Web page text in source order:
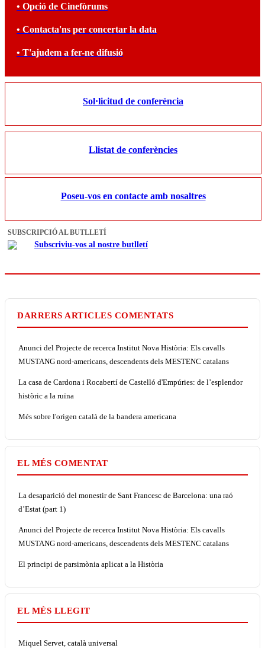
• Opció de Cinefòrums
• Contacta'ns per concertar la data
• T'ajudem a fer-ne difusió
Sol·licitud de conferència
Llistat de conferències
Poseu-vos en contacte amb nosaltres
SUBSCRIPCIÓ AL BUTLLETÍ
Subscriviu-vos al nostre butlletí
DARRERS ARTICLES COMENTATS
Anunci del Projecte de recerca Institut Nova Història: Els cavalls
MUSTANG nord-americans, descendents dels MESTENC catalans
La casa de Cardona i Rocabertí de Castelló d'Empúries: de l’esplendor
històric a la ruïna
Més sobre l'origen català de la bandera americana
EL MÉS COMENTAT
La desaparició del monestir de Sant Francesc de Barcelona: una raó
d’Estat (part 1)
Anunci del Projecte de recerca Institut Nova Història: Els cavalls
MUSTANG nord-americans, descendents dels MESTENC catalans
El principi de parsimònia aplicat a la Història
EL MÉS LLEGIT
Miquel Servet, català universal